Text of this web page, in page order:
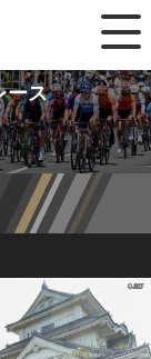
×
ース